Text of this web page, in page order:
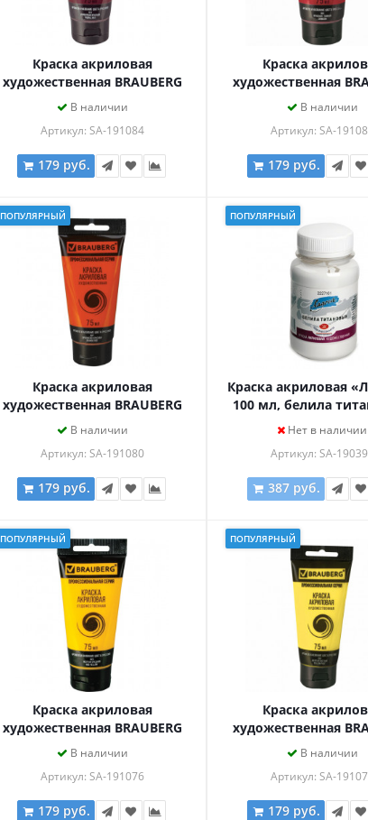
Краска акриловая
художественная BRAUBERG
ART CLASSIC, туба 75мл,
В наличии
Артикул: SA-191084
179 руб.
Краска
художественная
ART CLASSIC, туба
В наличии
Артикул: SA-
179 руб.
ПОПУЛЯРНЫЙ
Краска акриловая
художественная BRAUBERG
ART CLASSIC, туба 75мл,
В наличии
Артикул: SA-191080
179 руб.
ПОПУЛЯРНЫЙ
Краска акриловая
100 мл, белила
Нет в наличии
Артикул: SA-
387 руб.
ПОПУЛЯРНЫЙ
Краска акриловая
художественная BRAUBERG
ART CLASSIC, туба 75мл,
В наличии
Артикул: SA-191076
179 руб.
ПОПУЛЯРНЫЙ
Краска
художественная
ART CLASSIC, туба
В наличии
Артикул: SA-
179 руб.